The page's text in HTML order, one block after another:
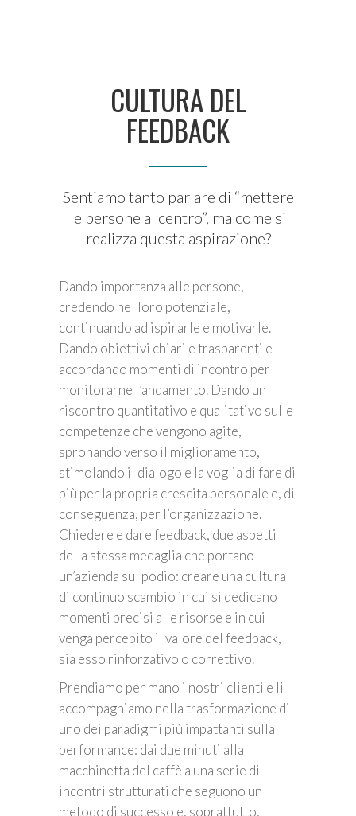
CULTURA DEL
FEEDBACK
Sentiamo tanto parlare di “mettere
le persone al centro”, ma come si
realizza questa aspirazione?
Dando importanza alle persone,
credendo nel loro potenziale,
continuando ad ispirarle e motivarle.
Dando obiettivi chiari e trasparenti e
accordando momenti di incontro per
monitorarne l’andamento. Dando un
riscontro quantitativo e qualitativo sulle
competenze che vengono agite,
spronando verso il miglioramento,
stimolando il dialogo e la voglia di fare di
più per la propria crescita personale e, di
conseguenza, per l’organizzazione.
Chiedere e dare feedback, due aspetti
della stessa medaglia che portano
un’azienda sul podio: creare una cultura
di continuo scambio in cui si dedicano
momenti precisi alle risorse e in cui
venga percepito il valore del feedback,
sia esso rinforzativo o correttivo.
Prendiamo per mano i nostri clienti e li
accompagniamo nella trasformazione di
uno dei paradigmi più impattanti sulla
performance: dai due minuti alla
macchinetta del caffè a una serie di
incontri strutturati che seguono un
metodo di successo e, soprattutto,